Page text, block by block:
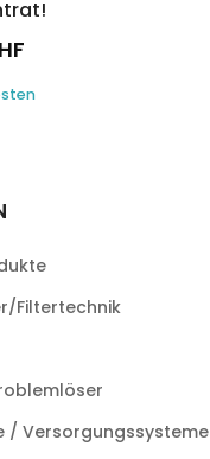
Filtertechnik
/ Versorgungssysteme